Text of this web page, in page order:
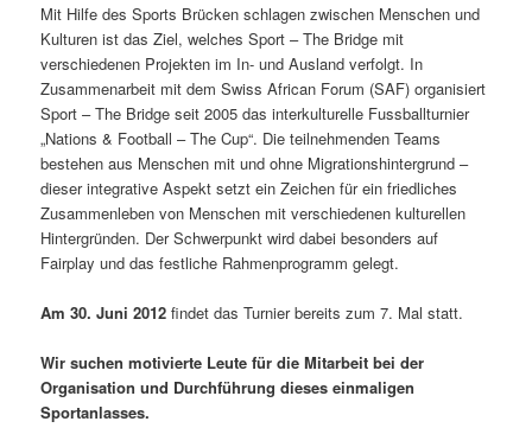
Mit Hilfe des Sports Brücken schlagen zwischen Menschen und
Kulturen ist das Ziel, welches Sport – The Bridge mit
verschiedenen Projekten im In- und Ausland verfolgt. In
Zusammenarbeit mit dem Swiss African Forum (SAF) organisiert
Sport – The Bridge seit 2005 das interkulturelle Fussballturnier
„Nations & Football – The Cup“. Die teilnehmenden Teams
bestehen aus Menschen mit und ohne Migrationshintergrund –
dieser integrative Aspekt setzt ein Zeichen für ein friedliches
Zusammenleben von Menschen mit verschiedenen kulturellen
Hintergründen. Der Schwerpunkt wird dabei besonders auf
Fairplay und das festliche Rahmenprogramm gelegt.
Am 30. Juni 2012 findet das Turnier bereits zum 7. Mal statt.
Wir suchen motivierte Leute für die Mitarbeit bei der
Organisation und Durchführung dieses einmaligen
Sportanlasses.